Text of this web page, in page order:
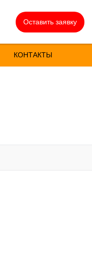
Оставить заявку
КОНТАКТЫ